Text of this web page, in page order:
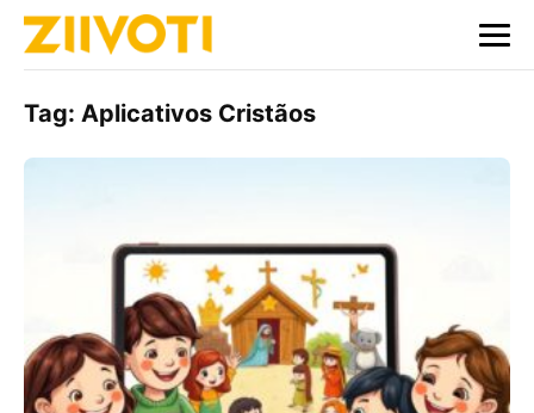
Tag: Aplicativos Cristãos